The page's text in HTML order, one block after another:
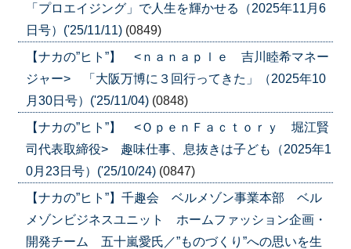
「プロエイジング」で人生を輝かせる（2025年11月6
日号）('25/11/11) (0849)
【ナカの”ヒト”】 <ｎａｎａｐｌｅ 吉川睦希マネー
ジャー> 「大阪万博に３回行ってきた」（2025年10
月30日号）('25/11/04) (0848)
【ナカの”ヒト”】 <ＯｐｅｎＦａｃｔｏｒｙ 堀江賢
司代表取締役> 趣味仕事、息抜きは子ども（2025年1
0月23日号）('25/10/24) (0847)
【ナカの”ヒト”】千趣会 ベルメゾン事業本部 ベル
メゾンビジネスユニット ホームファッション企画・
開発チーム 五十嵐愛氏／”ものづくり”への思いを生